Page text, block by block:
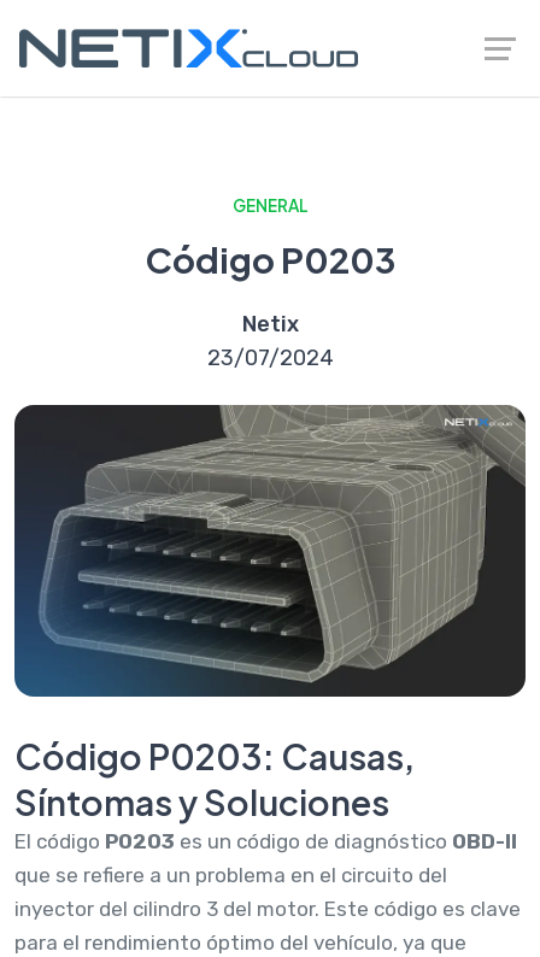
GENERAL
Código P0203
Netix
23/07/2024
Código P0203: Causas,
Síntomas y Soluciones
El código P0203 es un código de diagnóstico OBD-II
que se refiere a un problema en el circuito del
inyector del cilindro 3 del motor. Este código es clave
para el rendimiento óptimo del vehículo, ya que